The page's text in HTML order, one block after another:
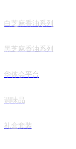
白芝麻香油系列
黑芝麻香油系列
华体会平台
调味品
礼盒套装